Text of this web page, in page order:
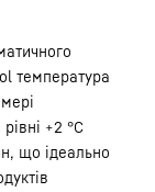
температура
+2 °С
що ідеально